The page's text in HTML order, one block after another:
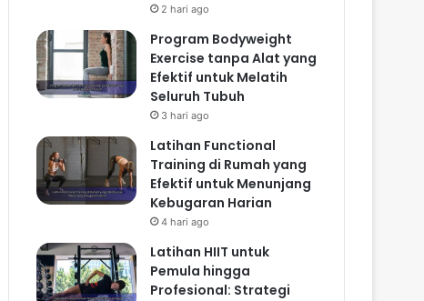
2 hari ago
Program Bodyweight
Exercise tanpa Alat yang
Efektif untuk Melatih
Seluruh Tubuh
3 hari ago
Latihan Functional
Training di Rumah yang
Efektif untuk Menunjang
Kebugaran Harian
4 hari ago
Latihan HIIT untuk
Pemula hingga
Profesional: Strategi